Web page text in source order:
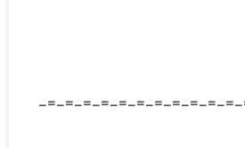
-=-=-=-=-=-=-=-=-=-=-